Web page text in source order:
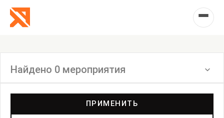
Найдено 0 мероприятия
ПРИМЕНИТЬ